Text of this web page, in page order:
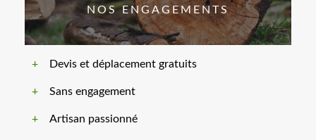
NOS ENGAGEMENTS
Devis et déplacement gratuits
Sans engagement
Artisan passionné